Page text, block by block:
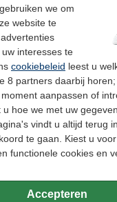
we om
website te
interesses te
cookiebeleid leest u
8 partners daarbij
aanpassen of
u hoe we met uw
vindt u altijd terug
te gaan. Kiest u
functionele cookies en
Accepteren
43 x 32 cm (LxB)
Direct leverbaar
Morgen in huis
€ 0,95
Populaire producten